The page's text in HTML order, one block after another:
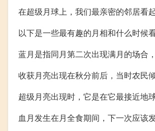
在超级月球上，我们最亲密的邻居看
以下是一些最有趣的月相和什么时候
蓝月是指同月第二次出现满月的场合
收获月亮出现在秋分前后，当时农民
超级月亮出现时，它是在它最接近地
血月发生在月全食期间，下一次应该